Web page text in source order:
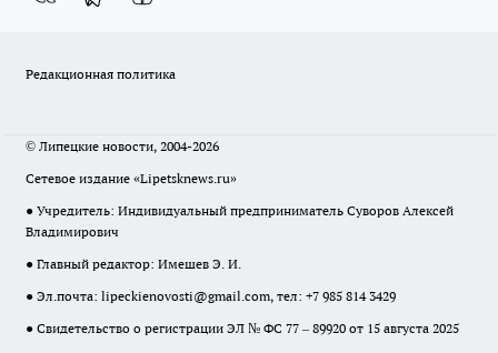
Редакционная политика
© Липецкие новости, 2004-2026
Сетевое издание «Lipetsknews.ru»
● Учредитель: Индивидуальный предприниматель Суворов Алексей
Владимирович
● Главный редактор: Имешев Э. И.
● Эл.почта: lipeckienovosti@gmail.com, тел: +7 985 814 3429
● Свидетельство о регистрации ЭЛ № ФС 77 – 89920 от 15 августа 2025